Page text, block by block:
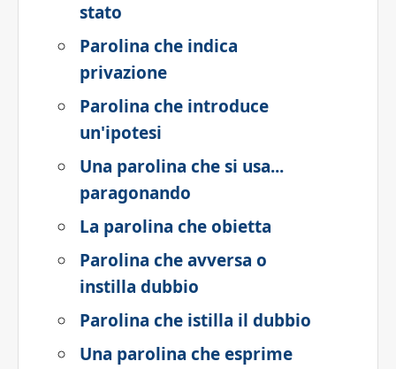
stato
Parolina che indica
privazione
Parolina che introduce
un'ipotesi
Una parolina che si usa...
paragonando
La parolina che obietta
Parolina che avversa o
instilla dubbio
Parolina che istilla il dubbio
Una parolina che esprime